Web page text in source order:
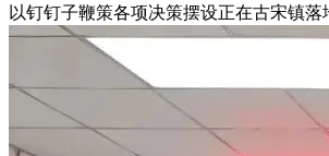
以钉钉子鞭策各项决策摆设正在古宋镇落